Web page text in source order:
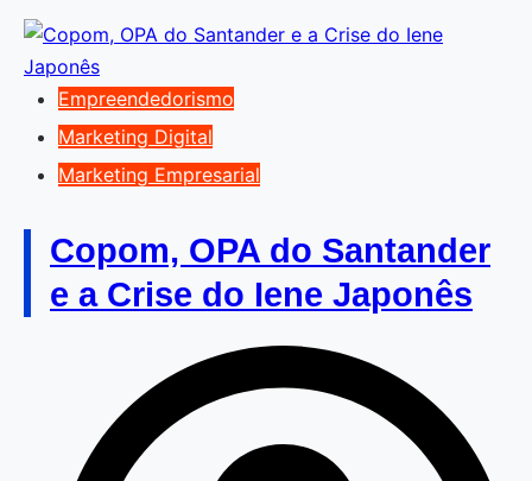
Empreendedorismo
Marketing Digital
Marketing Empresarial
Copom, OPA do Santander
e a Crise do Iene Japonês